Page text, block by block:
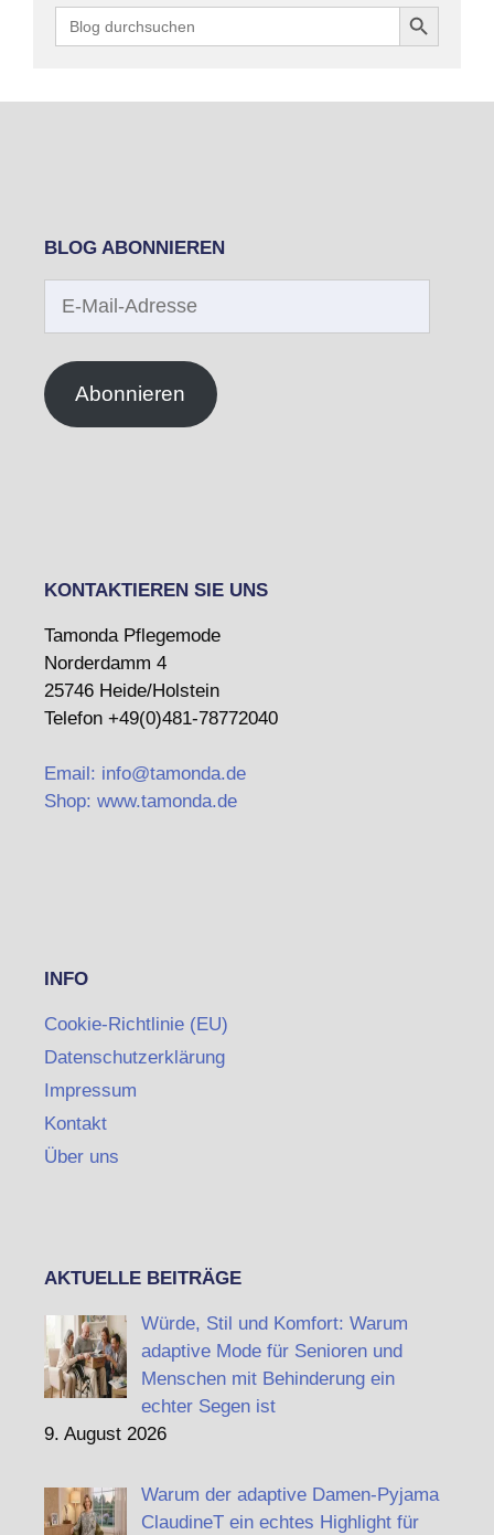
Search
for:
Search Button
BLOG ABONNIEREN
Mail-
Abonnieren
KONTAKTIEREN SIE UNS
Tamonda Pflegemode
Norderdamm 4
25746 Heide/Holstein
Telefon +49(0)481-78772040
Email: info@tamonda.de
Shop: www.tamonda.de
INFO
Cookie-Richtlinie (EU)
Datenschutzerklärung
Impressum
Kontakt
Über uns
AKTUELLE BEITRÄGE
Würde, Stil und Komfort: Warum
adaptive Mode für Senioren und
Menschen mit Behinderung ein
echter Segen ist
9. August 2026
Warum der adaptive Damen-Pyjama
ClaudineT ein echtes Highlight für